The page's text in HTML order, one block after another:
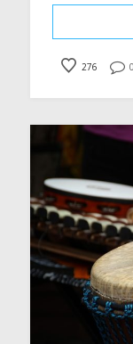
276 0